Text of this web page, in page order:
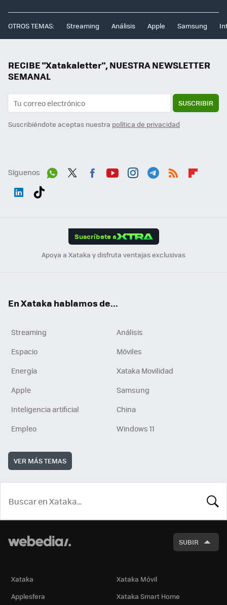
OTROS TEMAS: Streaming Análisis Apple Samsung
RECIBE "Xatakaletter", NUESTRA NEWSLETTER
SEMANAL
SUSCRIBIR
Suscribiéndote aceptas nuestra política de privacidad
Síguenos
Suscríbete a
Apoya a Xataka y disfruta ventajas exclusivas
En Xataka hablamos de...
Streaming
Análisis
Espacio
Móviles
Energía
Xataka Movilidad
Apple
Samsung
Inteligencia artificial
China
Empleo
Windows 11
VER MÁS TEMAS
SUBIR
Xataka
Xataka Móvil
Applesfera
Xataka Smart Home